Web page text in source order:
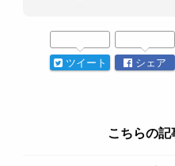
ツイート シェア
こちらの